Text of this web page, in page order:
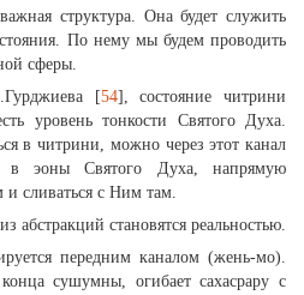
структура. Она будет служить
По нему мы будем проводить
сферы.
[54], состояние читрини
уровень тонкости Святого Духа.
в читрини, можно через этот канал
в эоны Святого Духа, напрямую
и сливаться с Ним там.
абстракций становятся реальностью.
передним каналом (жень-мо).
сушумны, огибает сахасрару с